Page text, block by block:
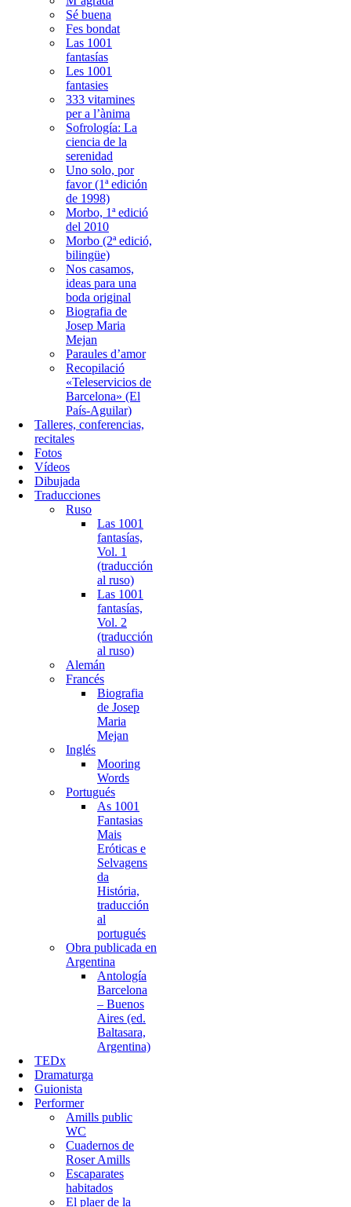
Sé buena
Fes bondat
Las 1001
fantasías
Les 1001
fantasies
333 vitamines
per a l’ànima
Sofrología: La
ciencia de la
serenidad
Uno solo, por
favor (1ª edición
de 1998)
Morbo, 1ª edició
del 2010
Morbo (2ª edició,
bilingüe)
Nos casamos,
ideas para una
boda original
Biografia de
Josep Maria
Mejan
Paraules d’amor
Recopilació
«Teleservicios de
Barcelona» (El
País-Aguilar)
Talleres, conferencias,
recitales
Fotos
Vídeos
Dibujada
Traducciones
Ruso
Las 1001
fantasías,
Vol. 1
(traducción
al ruso)
Las 1001
fantasías,
Vol. 2
(traducción
al ruso)
Alemán
Francés
Biografia
de Josep
Maria
Mejan
Inglés
Mooring
Words
Portugués
As 1001
Fantasias
Mais
Eróticas e
Selvagens
da
História,
traducción
al
portugués
Obra publicada en
Argentina
Antología
Barcelona
– Buenos
Aires (ed.
Baltasara,
Argentina)
TEDx
Dramaturga
Guionista
Performer
Amills public
WC
Cuadernos de
Roser Amills
Escaparates
habitados
El plaer de la